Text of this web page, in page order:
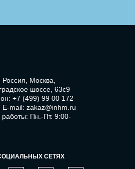
Москва,
шоссе, 63с9
+7 (499) 99 00 172
E-mail: zakaz@inhm.ru
Пн.-Пт. 9:00-
СЕТЯХ